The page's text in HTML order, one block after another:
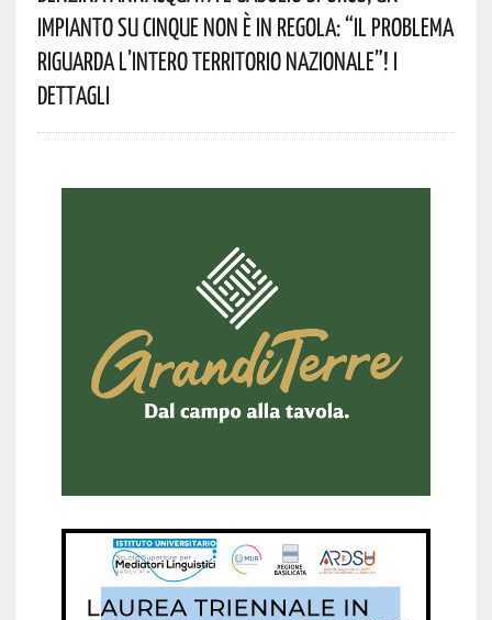
Impianto Su Cinque Non È In Regola: “il Problema
Riguarda L’intero Territorio Nazionale”! I
Dettagli